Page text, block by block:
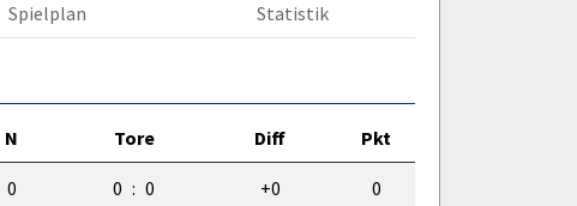
Spielplan Statistik
N Tore Diff Pkt
0 0 : 0 +0 0